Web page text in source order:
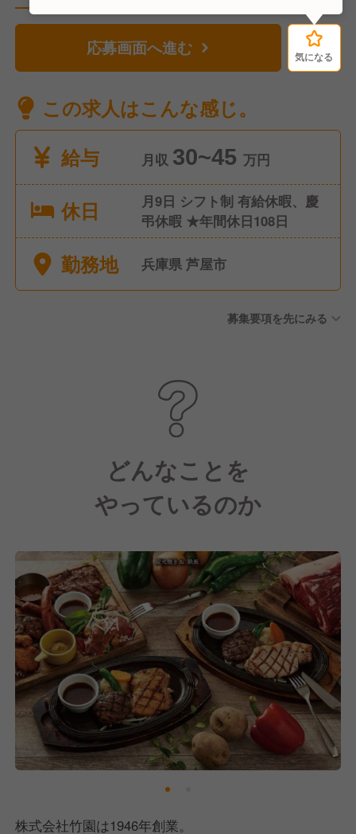
応募画面へ進む 気になる
この求人はこんな感じ。
給与
月収 30~45 万円
休日
月9日 シフト制 有給休暇、慶
弔休暇 ★年間休日108日
勤務地 兵庫県 芦屋市
募集要項を先にみる
どんなことを
やっているのか
株式会社竹園は1946年創業。
気になる